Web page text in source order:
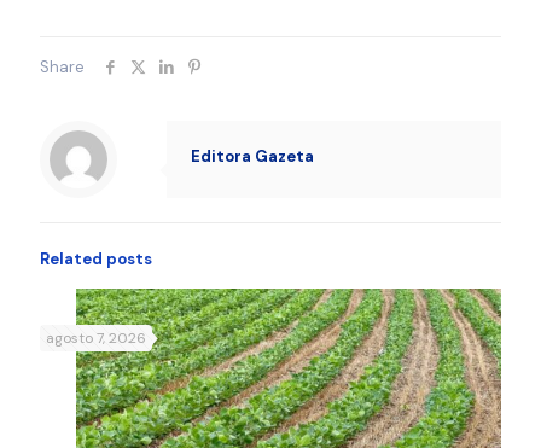
Share
Editora Gazeta
Related posts
agosto 7, 2026